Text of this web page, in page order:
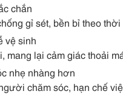
chắn
gỉ sét, bền bỉ theo thời
vệ sinh
mang lại cảm giác thoải
nhẹ nhàng hơn
chăm sóc, hạn chế